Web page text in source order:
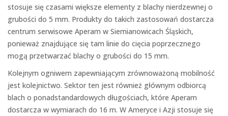
stosuje się czasami większe elementy z blachy nierdzewnej o
grubości do 5 mm. Produkty do takich zastosowań dostarcza
centrum serwisowe Aperam w Siemianowicach Śląskich,
ponieważ znajdujące się tam linie do cięcia poprzecznego
mogą przetwarzać blachy o grubości do 15 mm.
Kolejnym ogniwem zapewniającym zrównoważoną mobilność
jest kolejnictwo. Sektor ten jest również głównym odbiorcą
blach o ponadstandardowych długościach, które Aperam
dostarcza w wymiarach do 16 m. W Ameryce i Azji stosuje się